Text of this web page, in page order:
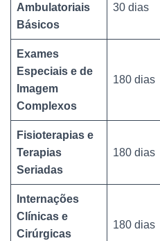
Ambulatoriais
Básicos
30 dias
Exames
Especiais e de
Imagem
Complexos
180 dias
Fisioterapias e
Terapias
Seriadas
180 dias
Internações
Clínicas e
Cirúrgicas
180 dias